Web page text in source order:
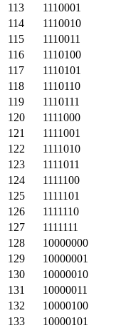
113
1110001
114
1110010
115
1110011
116
1110100
117
1110101
118
1110110
119
1110111
120
1111000
121
1111001
122
1111010
123
1111011
124
1111100
125
1111101
126
1111110
127
1111111
128
10000000
129
10000001
130
10000010
131
10000011
132
10000100
133
10000101